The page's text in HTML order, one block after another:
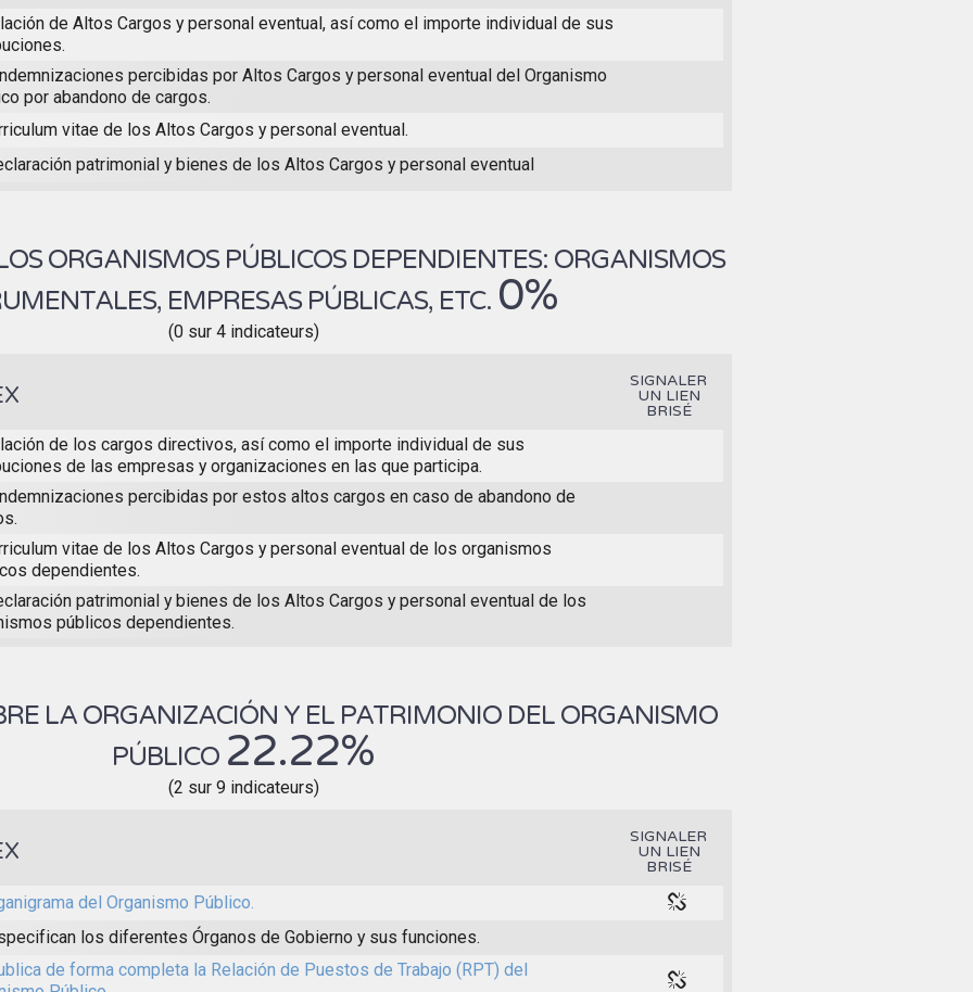
de Altos Cargos y personal eventual, así como el importe individual de sus
percibidas por Altos Cargos y personal eventual del Organismo
por abandono de cargos.
vitae de los Altos Cargos y personal eventual.
patrimonial y bienes de los Altos Cargos y personal eventual
ORGANISMOS PÚBLICOS DEPENDIENTES: ORGANISMOS
EMPRESAS PÚBLICAS, ETC. 0%
(0 sur 4 indicateurs)
SIGNALER
UN LIEN
BRISÉ
de los cargos directivos, así como el importe individual de sus
de las empresas y organizaciones en las que participa.
percibidas por estos altos cargos en caso de abandono de
vitae de los Altos Cargos y personal eventual de los organismos
dependientes.
patrimonial y bienes de los Altos Cargos y personal eventual de los
públicos dependientes.
LA ORGANIZACIÓN Y EL PATRIMONIO DEL ORGANISMO
PÚBLICO 22.22%
(2 sur 9 indicateurs)
SIGNALER
UN LIEN
BRISÉ
del Organismo Público.
los diferentes Órganos de Gobierno y sus funciones.
de forma completa la Relación de Puestos de Trabajo (RPT) del